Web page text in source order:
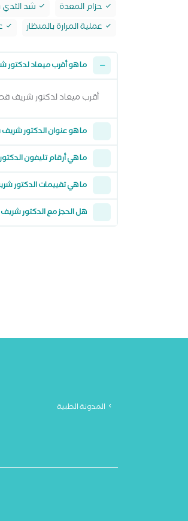
حزام المعدة
شد الثدي
عملية المرارة بالمنظار
ما هو أقرب ميعاد
أقرب ميعاد لدكتور شريف قطب هو اليوم الخميس 06 اغسطس 2026 من 1:00 مساءً
ما هو عنوان الدكتور
ما هي أرقام تليفون
ما هي تقييمات الدكتور
هل الحجز مع الدكتور
المدونة الطبية